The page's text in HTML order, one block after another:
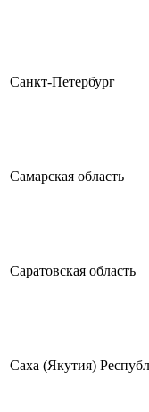
Санкт-Петербург
Самарская область
Саратовская область
Саха (Якутия)